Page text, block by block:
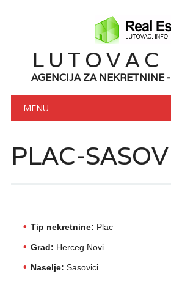
LUTOVAC
AGENCIJA ZA NEKRETNINE
Main menu
MENU
PLAC-
Tip nekretnine: Plac
Grad: Herceg Novi
Naselje: Sasovici